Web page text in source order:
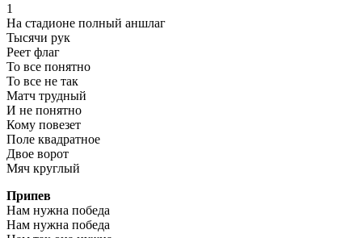
1
На стадионе полный аншлаг
Тысячи рук
Реет флаг
То все понятно
То все не так
Матч трудный
И не понятно
Кому повезет
Поле квадратное
Двое ворот
Мяч круглый
Припев
Нам нужна победа
Нам нужна победа